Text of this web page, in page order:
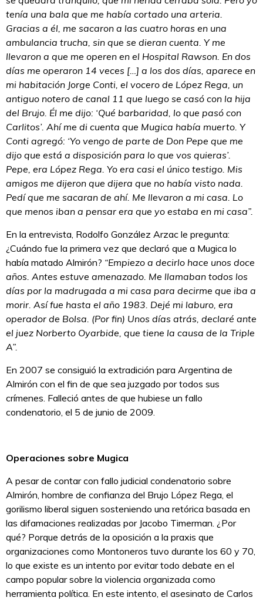
tenía una bala que me había cortado una arteria.
Gracias a él, me sacaron a las cuatro horas en una
ambulancia trucha, sin que se dieran cuenta. Y me
llevaron a que me operen en el Hospital Rawson. En dos
días me operaron 14 veces […] a los dos días, aparece en
mi habitación Jorge Conti, el vocero de López Rega, un
antiguo notero de canal 11 que luego se casó con la hija
del Brujo. Él me dijo: ‘Qué barbaridad, lo que pasó con
Carlitos’. Ahí me di cuenta que Mugica había muerto. Y
Conti agregó: ‘Yo vengo de parte de Don Pepe que me
dijo que está a disposición para lo que vos quieras’.
Pepe, era López Rega. Yo era casi el único testigo. Mis
amigos me dijeron que dijera que no había visto nada.
Pedí que me sacaran de ahí. Me llevaron a mi casa. Lo
que menos iban a pensar era que yo estaba en mi casa”.
En la entrevista, Rodolfo González Arzac le pregunta:
¿Cuándo fue la primera vez que declaró que a Mugica lo
había matado Almirón? “Empiezo a decirlo hace unos doce
años. Antes estuve amenazado. Me llamaban todos los
días por la madrugada a mi casa para decirme que iba a
morir. Así fue hasta el año 1983. Dejé mi laburo, era
operador de Bolsa. (Por fin) Unos días atrás, declaré ante
el juez Norberto Oyarbide, que tiene la causa de la Triple
A”.
En 2007 se consiguió la extradición para Argentina de
Almirón con el fin de que sea juzgado por todos sus
crímenes. Falleció antes de que hubiese un fallo
condenatorio, el 5 de junio de 2009.
Operaciones sobre Mugica
A pesar de contar con fallo judicial condenatorio sobre
Almirón, hombre de confianza del Brujo López Rega, el
gorilismo liberal siguen sosteniendo una retórica basada en
las difamaciones realizadas por Jacobo Timerman. ¿Por
qué? Porque detrás de la oposición a la praxis que
organizaciones como Montoneros tuvo durante los 60 y 70,
lo que existe es un intento por evitar todo debate en el
campo popular sobre la violencia organizada como
herramienta política. En este intento, el asesinato de Carlos